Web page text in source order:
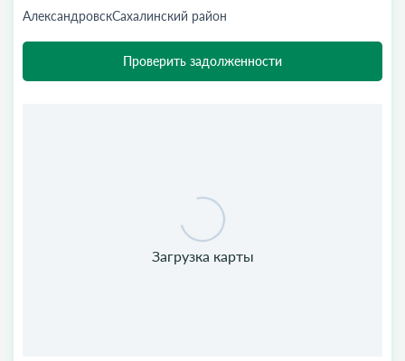
АлександровскСахалинский район
Проверить задолженности